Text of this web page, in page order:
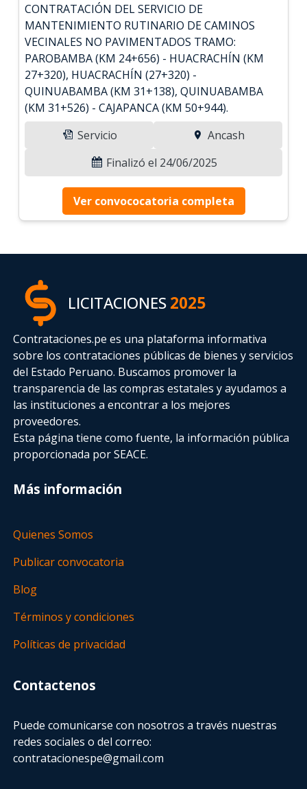
CONTRATACIÓN DEL SERVICIO DE
MANTENIMIENTO RUTINARIO DE CAMINOS
VECINALES NO PAVIMENTADOS TRAMO:
PAROBAMBA (KM 24+656) - HUACRACHÍN (KM
27+320), HUACRACHÍN (27+320) -
QUINUABAMBA (KM 31+138), QUINUABAMBA
(KM 31+526) - CAJAPANCA (KM 50+944).
Servicio
Ancash
Finalizó el 24/06/2025
Ver convococatoria completa
LICITACIONES2025
Contrataciones.pe es una plataforma informativa
sobre los contrataciones públicas de bienes y servicios
del Estado Peruano. Buscamos promover la
transparencia de las compras estatalesy ayudamos a
las instituciones a encontrar a los mejores
proveedores.
Esta página tiene como fuente, la información pública
proporcionada por SEACE.
Más información
Quienes Somos
Publicar convocatoria
Blog
Términos y condiciones
Políticas de privacidad
Contactenos
Puede comunicarse con nosotros a través nuestras
redes sociales o del correo:
contratacionespe@gmail.com